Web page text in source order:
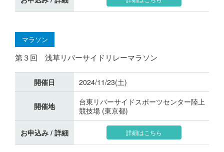
マラソン
第３回 浅草リバーサイドリレーマラソン
開催日 2024/11/23(土)
開催地
台東リバーサイドスポーツセンター陸上
競技場 (東京都)
お申込み / 詳細 詳細はこちら